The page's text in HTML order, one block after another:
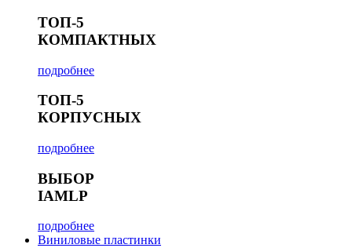
ТОП-5
КОМПАКТНЫХ
подробнее
ТОП-5
КОРПУСНЫХ
подробнее
ВЫБОР
IAMLP
подробнее
Виниловые пластинки